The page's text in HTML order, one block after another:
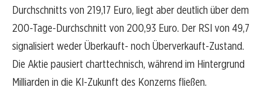
Durchschnitts von 219,17 Euro, liegt aber deutlich über dem
200-Tage-Durchschnitt von 200,93 Euro. Der RSI von 49,7
signalisiert weder Überkauft- noch Überverkauft-Zustand.
Die Aktie pausiert charttechnisch, während im Hintergrund
Milliarden in die KI-Zukunft des Konzerns fließen.